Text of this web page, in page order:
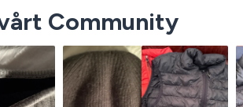
Community